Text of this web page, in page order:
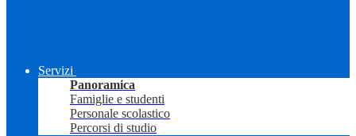
Servizi
Panoramica
Famiglie e studenti
Personale scolastico
Percorsi di studio